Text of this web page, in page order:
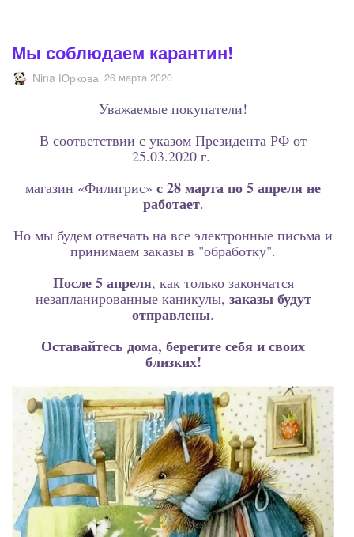
Мы соблюдаем карантин!
Nina Юркова 26 марта 2020
Уважаемые покупатели!
В соответствии с указом Президента РФ от
25.03.2020 г.
магазин «Филигрис» с 28 марта по 5 апреля не
работает.
Но мы будем отвечать на все электронные письма и
принимаем заказы в "обработку".
После 5 апреля, как только закончатся
незапланированные каникулы, заказы будут
отправлены.
Оставайтесь дома, берегите себя и своих
близких!